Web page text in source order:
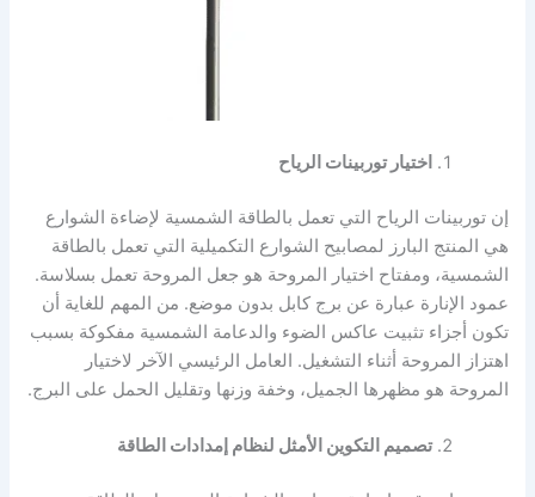
اختيارتوربينات الرياح
إن توربينات الرياح التي تعمل بالطاقة الشمسية لإضاءة الشوارع
هي المنتج البارز لمصابيح الشوارع التكميلية التي تعمل بالطاقة
الشمسية، ومفتاح اختيار المروحة هو جعل المروحة تعمل بسلاسة.
عمود الإنارة عبارة عن برج كابل بدون موضع. من المهم للغاية أن
تكون أجزاء تثبيت عاكس الضوء والدعامة الشمسية مفكوكة بسبب
اهتزاز المروحة أثناء التشغيل. العامل الرئيسي الآخر لاختيار
المروحة هو مظهرها الجميل، وخفة وزنها وتقليل الحمل على البرج.
تصميم التكوين الأمثل لنظام إمدادات الطاقة